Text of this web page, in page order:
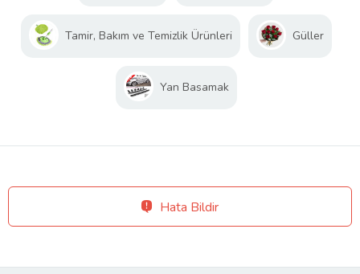
Tamir, Bakım ve Temizlik Ürünleri Güller
Yan Basamak
Hata Bildir